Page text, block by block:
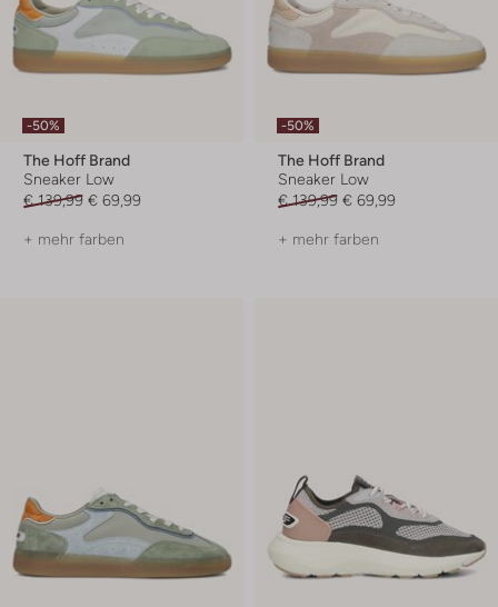
-50%
The Hoff Brand
Sneaker Low
€ 139,99 € 69,99
+ mehr farben
-50%
The Hoff Brand
Sneaker Low
€ 139,99 € 69,99
+ mehr farben